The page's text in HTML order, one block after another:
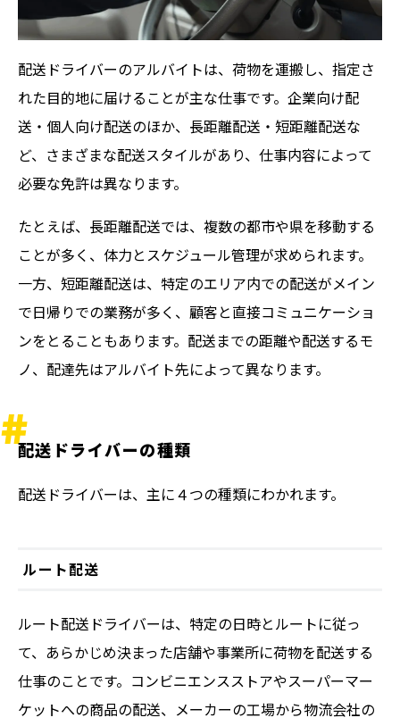
配送ドライバーのアルバイトは、荷物を運搬し、指定さ
れた目的地に届けることが主な仕事です。企業向け配
送・個人向け配送のほか、長距離配送・短距離配送な
ど、さまざまな配送スタイルがあり、仕事内容によって
必要な免許は異なります。
たとえば、長距離配送では、複数の都市や県を移動する
ことが多く、体力とスケジュール管理が求められます。
一方、短距離配送は、特定のエリア内での配送がメイン
で日帰りでの業務が多く、顧客と直接コミュニケーショ
ンをとることもあります。配送までの距離や配送するモ
ノ、配達先はアルバイト先によって異なります。
配送ドライバーの種類
配送ドライバーは、主に４つの種類にわかれます。
ルート配送
ルート配送ドライバーは、特定の日時とルートに従っ
て、あらかじめ決まった店舗や事業所に荷物を配送する
仕事のことです。コンビニエンスストアやスーパーマー
ケットへの商品の配送、メーカーの工場から物流会社の